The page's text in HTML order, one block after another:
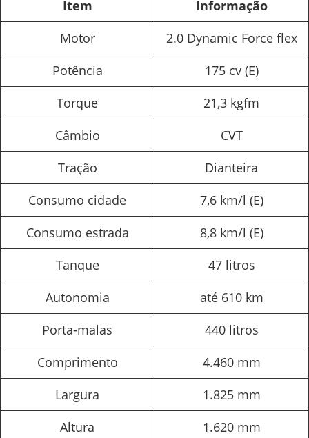
Item
Informação
Motor
2.0 Dynamic Force flex
Potência
175 cv (E)
Torque
21,3 kgfm
Câmbio
CVT
Tração
Dianteira
Consumo cidade
7,6 km/l (E)
Consumo estrada
8,8 km/l (E)
Tanque
47 litros
Autonomia
até 610 km
Porta-malas
440 litros
Comprimento
4.460 mm
Largura
1.825 mm
Altura
1.620 mm